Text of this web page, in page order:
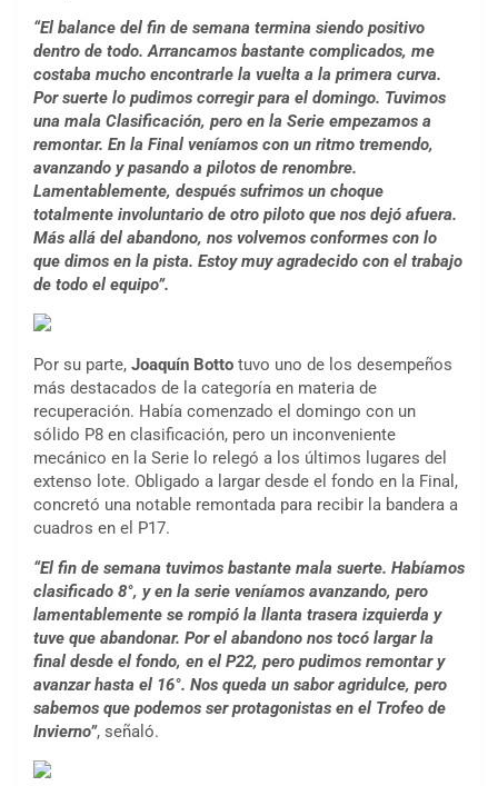
“El balance del fin de semana termina siendo positivo
dentro de todo. Arrancamos bastante complicados, me
costaba mucho encontrarle la vuelta a la primera curva.
Por suerte lo pudimos corregir para el domingo. Tuvimos
una mala Clasificación, pero en la Serie empezamos a
remontar. En la Final veníamos con un ritmo tremendo,
avanzando y pasando a pilotos de renombre.
Lamentablemente, después sufrimos un choque
totalmente involuntario de otro piloto que nos dejó afuera.
Más allá del abandono, nos volvemos conformes con lo
que dimos en la pista. Estoy muy agradecido con el trabajo
de todo el equipo”.
Por su parte, Joaquín Botto tuvo uno de los desempeños
más destacados de la categoría en materia de
recuperación. Había comenzado el domingo con un
sólido P8 en clasificación, pero un inconveniente
mecánico en la Serie lo relegó a los últimos lugares del
extenso lote. Obligado a largar desde el fondo en la Final,
concretó una notable remontada para recibir la bandera a
cuadros en el P17.
“El fin de semana tuvimos bastante mala suerte. Habíamos
clasificado 8°, y en la serie veníamos avanzando, pero
lamentablemente se rompió la llanta trasera izquierda y
tuve que abandonar. Por el abandono nos tocó largar la
final desde el fondo, en el P22, pero pudimos remontar y
avanzar hasta el 16°. Nos queda un sabor agridulce, pero
sabemos que podemos ser protagonistas en el Trofeo de
Invierno”, señaló.